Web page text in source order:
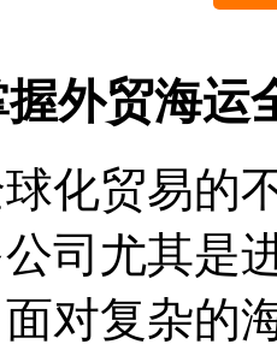
外贸海运
化贸易的
司尤其是
对复杂的